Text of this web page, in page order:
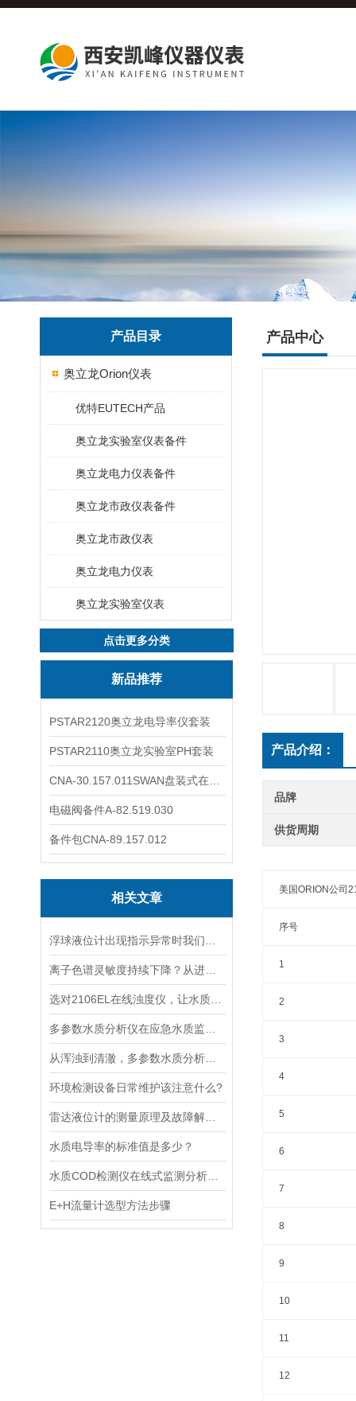
产品目录
奥立龙Orion仪表
优特EUTECH产品
奥立龙实验室仪表备件
奥立龙电力仪表备件
奥立龙市政仪表备件
奥立龙市政仪表
奥立龙电力仪表
奥立龙实验室仪表
点击更多分类
新品推荐
PSTAR2120奥立龙电导率仪套装
PSTAR2110奥立龙实验室PH套装
电磁阀备件A-82.519.030
备件包CNA-89.157.012
相关文章
环境检测设备日常维护该注意什么?
水质电导率的标准值是多少？
E+H流量计选型方法步骤
产品中心
产品介绍：
品牌
供货周期
美国ORION公司
序号
1
2
3
4
5
6
7
8
9
10
11
12